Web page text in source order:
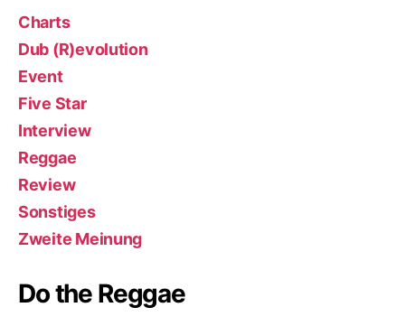
Charts
Dub (R)evolution
Event
Five Star
Interview
Reggae
Review
Sonstiges
Zweite Meinung
Do the Reggae